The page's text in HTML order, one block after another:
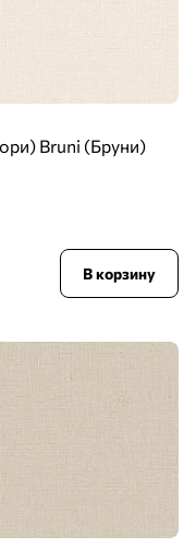
Bruni (Бруни)
В корзину